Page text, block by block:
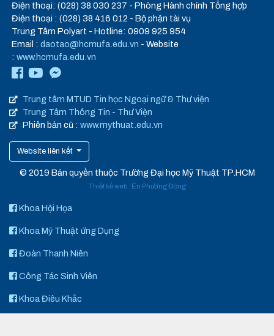
Điện thoại: (028) 38 030 237 - Phòng Hành chính Tổng hợp
Điện thoại : (028) 38 416 012 - Bộ phận tài vụ
Trung Tâm Polyart - Hotline: 0909 925 954
Email : daotao@hcmufa.edu.vn - Website
: www.hcmufa.edu.vn
Trung tâm MTUD Tin học Ngoại ngữ & Thư viện
Trung Tâm Thông Tin - Thư Viện
Phiên bản cũ : www.mythuat.edu.vn
Website liên kết
© 2019 Bản quyền thuộc Trường Đại học Mỹ Thuật TP.HCM
Thiết kế web: Én Phương Đông
Khoa Hội Họa
Khoa Mỹ Thuật ứng Dụng
Đoàn Thanh Niên
Công Tác Sinh Viên
Khoa Điêu Khắc